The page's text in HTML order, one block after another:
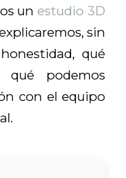
unestudio 3D
sin
qué
podemos
con el equipo